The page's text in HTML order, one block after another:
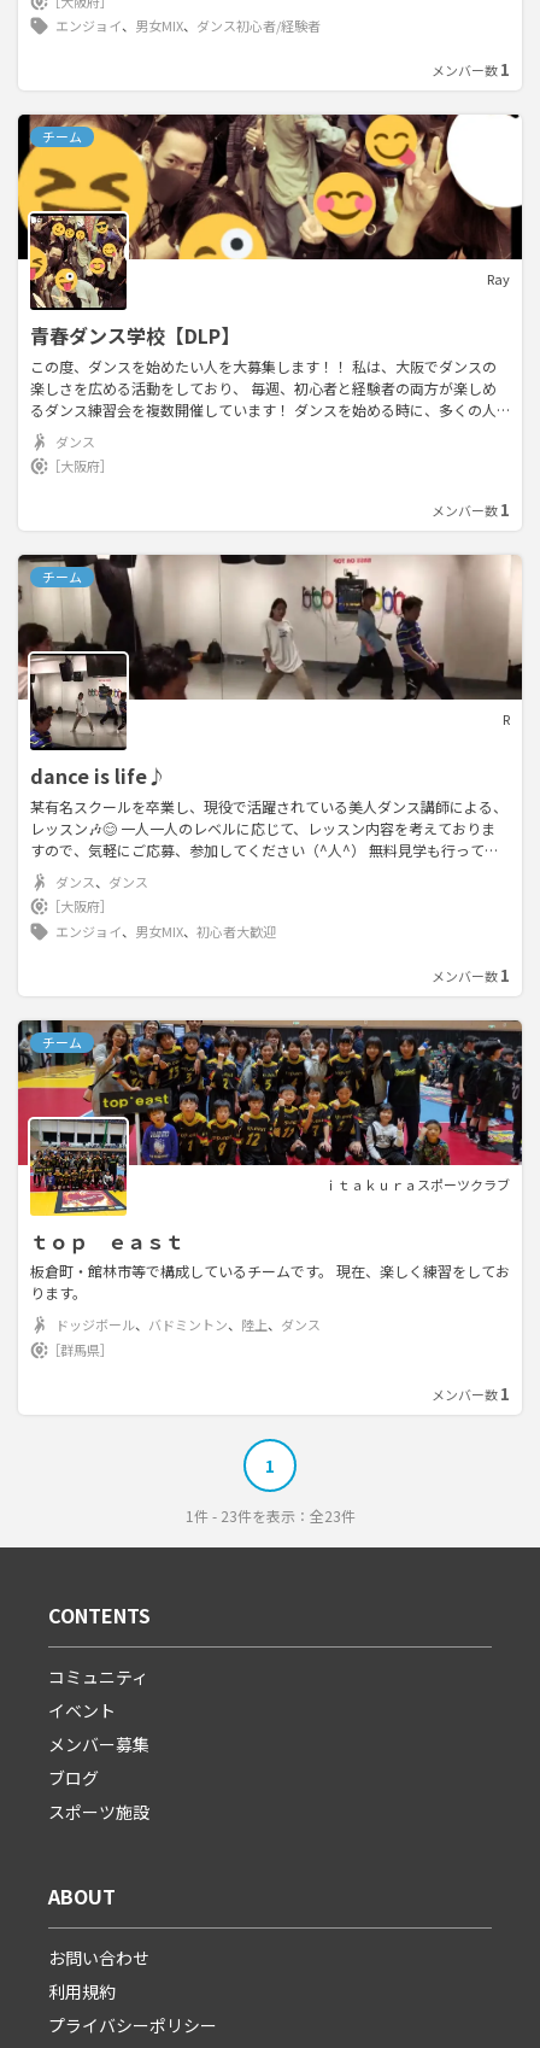
エンジョイ、 男女MIX、 ダンス初心者/経験者
メンバー数1
チーム
Ray
青春ダンス学校【DLP】
この度、ダンスを始めたい人を大募集します！！ 私は、大阪でダンスの
楽しさを広める活動をしており、 毎週、初心者と経験者の両方が楽しめ
るダンス練習会を複数開催しています！ ダンスを始める時に、多くの人
は勇気が必要になると思います。 ダンススクールに行くにしても、クロー
ズドな雰囲気のある為、はじめの一歩がかなり重たいですよね。 実際
に、勇気を振り絞ってダンススクールに行った人も、全然思ってた雰囲気
てる。練習が終わったらみんな何も言わずに帰宅していく。ダンスを始め
多いと思います。 でも、これってホントにもったいない。 ダンスって本
来は、楽しいが頂点に達したときに自然に体が動き出すもの。 私の運営
するダンス練習会では、ダンスを最大限に楽しみ、私生活までもが楽しく
なるような環境にしています！ 今までとは違う、新しい環境にびっくり
するとは思いますが、楽しんでもらえる事は間違いないです！ ダンスだ
けではなく、人生も楽しもう！が一つのテーマです！ 一緒に、一生忘れ
ない思い出を作っていけたらいいですね！
ダンス
［大阪府］
メンバー数1
チーム
R
dance is life♪
某有名スクールを卒業し、現役で活躍されている美人ダンス講師による、
レッスン🎶😊 一人一人のレベルに応じて、レッスン内容を考えておりま
すので、気軽にご応募、参加してください（^人^） 無料見学も行ってお
りますので お気軽にご応募・ご質問下さい★ 【次回日程】 10/9 19:00-2
1:00/21:00-23:00 10/21 19:00-21:00/21:00-23:00 (2部開催) 【親睦会】 1
0/15 20:00-23:00 オフ会では、みんなで楽しくご飯🍲🍻を食べに行ったり
遊んだりと新しい方も親しみやすい、サークルです☺️💛 レッスン料：300
Mやドラマ、アーティストのバックダンサーやLAの留学の経験もあり。 C
M・スパワールド CM・au CM・三井アウトレットパーク大阪鶴見 その他
多数 ドラマ・新人間交差点 舞台・魔笛 舞台・ロミオとジュリエット 阪神
タイガース感謝祭オープニングアクト ヴィッセル神戸オープニングアク
ト 神戸コレクションダンサー パラダイスゴーゴーバックダンサー 松下優
也ツアーバックダンサー ホノルルフェスティバル出演 大阪、東京でのシ
ョー多数出演 現在は講師も務める
ダンス、 ダンス
［大阪府］
エンジョイ、 男女MIX、 初心者大歓迎
メンバー数1
チーム
ｉｔａｋｕｒａスポーツクラブ
ｔｏｐ ｅａｓｔ
板倉町・館林市等で構成しているチームです。 現在、楽しく練習をしてお
ります。
ドッジボール、 バドミントン、 陸上、 ダンス
［群馬県］
メンバー数1
1
1件 - 23件を表示：全23件
CONTENTS
コミュニティ
イベント
メンバー募集
ブログ
スポーツ施設
ABOUT
お問い合わせ
利用規約
プライバシーポリシー